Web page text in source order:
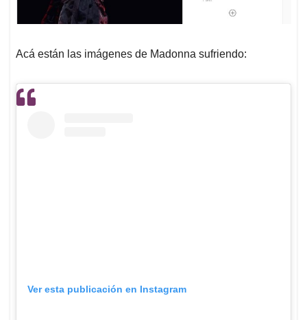
Acá están las imágenes de Madonna sufriendo:
Ver esta publicación en Instagram